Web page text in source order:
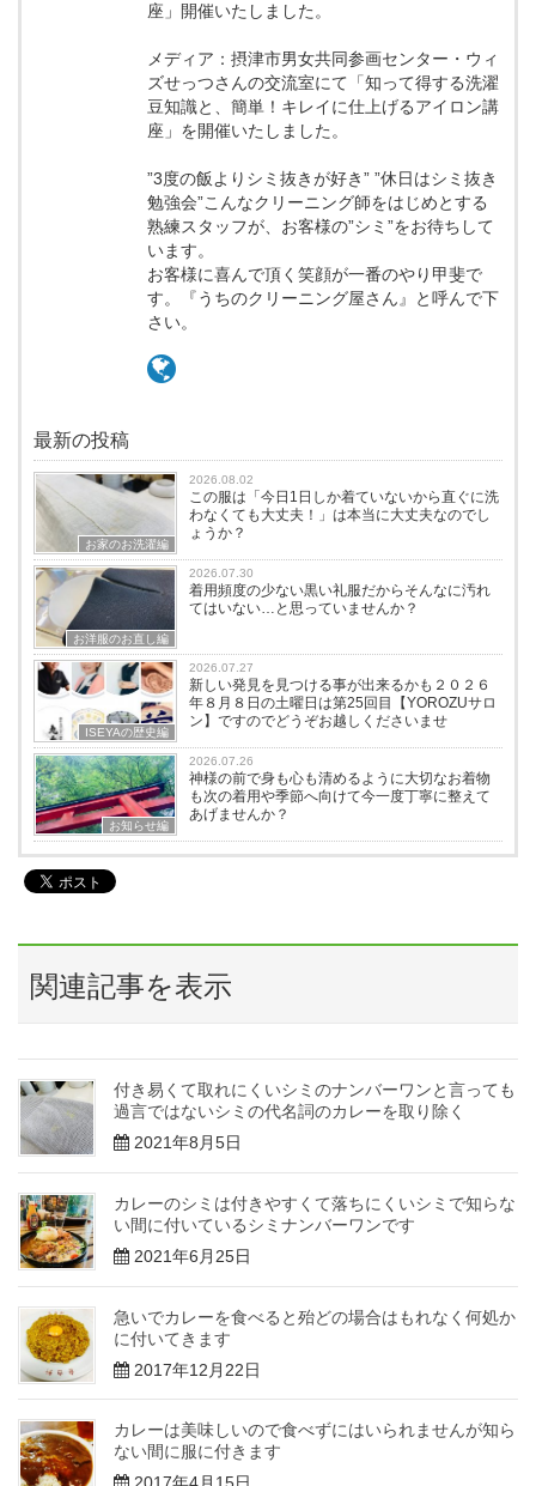
座」開催いたしました。
メディア：摂津市男女共同参画センター・ウィ
ズせっつさんの交流室にて「知って得する洗濯
豆知識と、簡単！キレイに仕上げるアイロン講
座」を開催いたしました。
”3度の飯よりシミ抜きが好き” ”休日はシミ抜き
勉強会”こんなクリーニング師をはじめとする
熟練スタッフが、お客様の”シミ”をお待ちして
います。
お客様に喜んで頂く笑顔が一番のやり甲斐で
す。『うちのクリーニング屋さん』と呼んで下
さい。
最新の投稿
お家のお洗濯編
2026.08.02
この服は「今日1日しか着ていないから直ぐに洗
わなくても大丈夫！」は本当に大丈夫なのでし
ょうか？
お洋服のお直し編
2026.07.30
着用頻度の少ない黒い礼服だからそんなに汚れ
てはいない…と思っていませんか？
ISEYAの歴史編
2026.07.27
新しい発見を見つける事が出来るかも２０２６
年８月８日の土曜日は第25回目【YOROZUサロ
ン】ですのでどうぞお越しくださいませ
お知らせ編
2026.07.26
神様の前で身も心も清めるように大切なお着物
も次の着用や季節へ向けて今一度丁寧に整えて
あげませんか？
関連記事を表示
付き易くて取れにくいシミのナンバーワンと言っても
過言ではないシミの代名詞のカレーを取り除く
2021年8月5日
カレーのシミは付きやすくて落ちにくいシミで知らな
い間に付いているシミナンバーワンです
2021年6月25日
急いでカレーを食べると殆どの場合はもれなく何処か
に付いてきます
2017年12月22日
カレーは美味しいので食べずにはいられませんが知ら
ない間に服に付きます